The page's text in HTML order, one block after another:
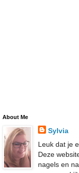
About Me
Sylvia
Leuk dat je
Deze
nagels en